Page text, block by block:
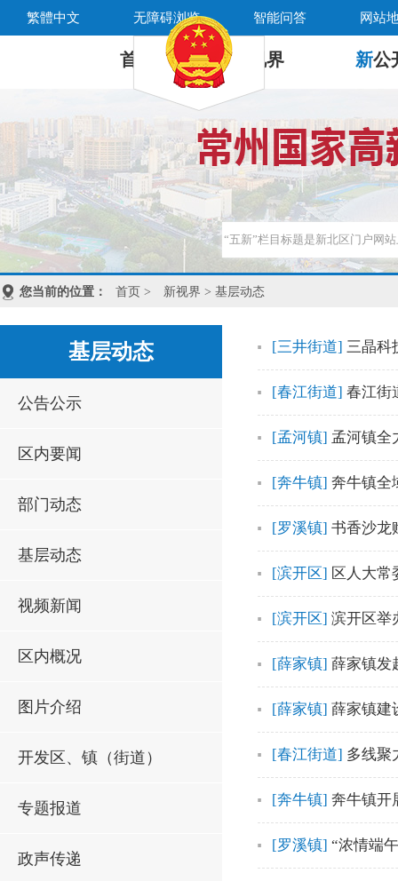
繁體中文 无障碍浏览 智能问答 网站
首 页 新 视界 新公
您当前的位置： 首页 > 新视界 > 基层动态
基层动态
公告公示
区内要闻
部门动态
基层动态
视频新闻
区内概况
图片介绍
开发区、镇（街道）
专题报道
政声传递
[三井街道] 三晶科
[春江街道] 春江街
[孟河镇] 孟河镇全
[奔牛镇] 奔牛镇全
[罗溪镇] 书香沙龙
[滨开区] 区人大常
[滨开区] 滨开区举
[薛家镇] 薛家镇发
[薛家镇] 薛家镇建
[春江街道] 多线聚
[奔牛镇] 奔牛镇开
[罗溪镇] “浓情端